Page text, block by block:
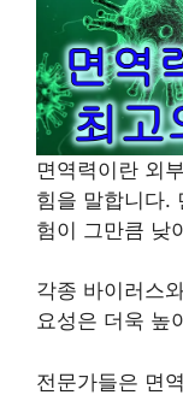
면역력이란 외
힘을 말합니다.
험이 그만큼 낮
각종 바이러스
요성은 더욱 높
전문가들은 면